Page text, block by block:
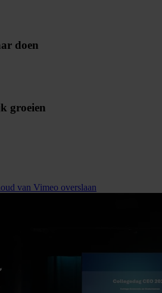
doen
groeien
van Vimeo overslaan